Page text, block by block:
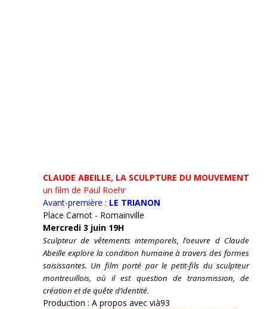
CLAUDE ABEILLE, LA SCULPTURE DU MOUVEMENT
un film de Paul Roehr
Avant-première : LE TRIANON
Place Carnot - Romainville
Mercredi 3 juin 19H
Sculpteur de vêtements intemporels, l’oeuvre d Claude
Abeille explore la condition humaine à travers des formes
saisissantes. Un film porté par le petit-fils du sculpteur
montreuillois, où il est question de transmission, de
création et de quête d’identité.
Production : A propos avec vià93